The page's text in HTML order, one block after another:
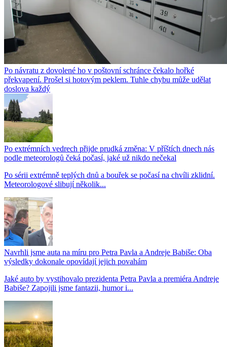
Po návratu z dovolené ho v poštovní schránce čekalo hořké
překvapení. Prošel si hotovým peklem. Tuhle chybu může udělat
doslova každý
Po extrémních vedrech přijde prudká změna: V příštích dnech nás
podle meteorologů čeká počasí, jaké už nikdo nečekal
Po sérii extrémně teplých dnů a bouřek se počasí na chvíli zklidní.
Meteorologové slibují několik...
Navrhli jsme auta na míru pro Petra Pavla a Andreje Babiše: Oba
výsledky dokonale opovídají jejich povahám
Jaké auto by vystihovalo prezidenta Petra Pavla a premiéra Andreje
Babiše? Zapojili jsme fantazii, humor i...